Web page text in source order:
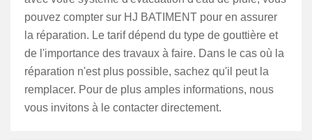
pouvez compter sur HJ BATIMENT pour en assurer
la réparation. Le tarif dépend du type de gouttière et
de l'importance des travaux à faire. Dans le cas où la
réparation n'est plus possible, sachez qu'il peut la
remplacer. Pour de plus amples informations, nous
vous invitons à le contacter directement.